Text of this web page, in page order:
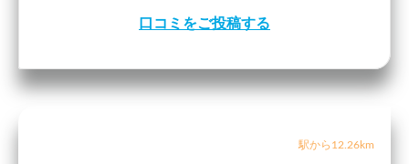
口コミをご投稿する
駅から12.26km